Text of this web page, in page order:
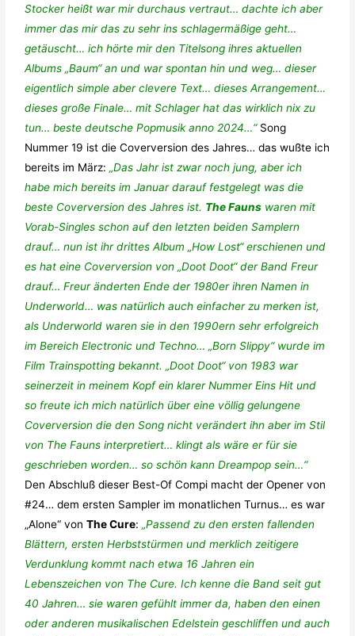
Stocker heißt war mir durchaus vertraut… dachte ich aber
immer das mir das zu sehr ins schlagermäßige geht…
getäuscht… ich hörte mir den Titelsong ihres aktuellen
Albums „Baum“ an und war spontan hin und weg… dieser
eigentlich simple aber clevere Text… dieses Arrangement…
dieses große Finale… mit Schlager hat das wirklich nix zu
tun… beste deutsche Popmusik anno 2024…“ Song
Nummer 19 ist die Coverversion des Jahres… das wußte ich
bereits im März:„Das Jahr ist zwar noch jung, aber ich
habe mich bereits im Januar darauf festgelegt was die
beste Coverversion des Jahres ist. The Fauns waren mit
Vorab-Singles schon auf den letzten beiden Samplern
drauf… nun ist ihr drittes Album „How Lost“ erschienen und
es hat eine Coverversion von „Doot Doot“ der Band Freur
drauf… Freur änderten Ende der 1980er ihren Namen in
Underworld… was natürlich auch einfacher zu merken ist,
als Underworld waren sie in den 1990ern sehr erfolgreich
im Bereich Electronic und Techno… „Born Slippy“ wurde im
Film Trainspotting bekannt. „Doot Doot“ von 1983 war
seinerzeit in meinem Kopf ein klarer Nummer Eins Hit und
so freute ich mich natürlich über eine völlig gelungene
Coverversion die den Song nicht verändert ihn aber im Stil
von The Fauns interpretiert… klingt als wäre er für sie
geschrieben worden… so schön kann Dreampop sein…“
Den Abschluß dieser Best-Of Compi macht der Opener von
#24… dem ersten Sampler im monatlichen Turnus… es war
„Alone“ vonThe Cure:„Passend zu den ersten fallenden
Blättern, ersten Herbststürmen und merklich zeitigere
Verdunklung kommt nach etwa 16 Jahren ein
Lebenszeichen von The Cure. Ich kenne die Band seit gut
40 Jahren… sie waren gefühlt immer da, haben den einen
oder anderen musikalischen Edelstein geschliffen und auch